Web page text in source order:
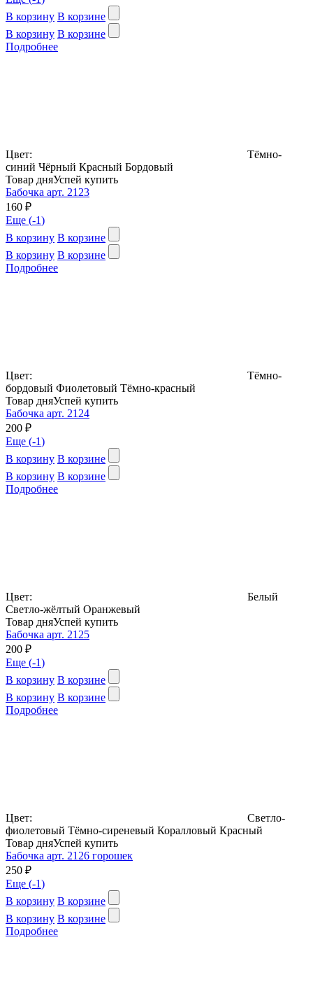
В корзину В корзине
В корзину В корзине
Подробнее
Цвет:
Тёмно-
синий Чёрный Красный Бордовый
Товар дняУспей купить
Бабочка арт. 2123
160 ₽
Еще (-1)
В корзину В корзине
В корзину В корзине
Подробнее
Цвет:
Тёмно-
бордовый Фиолетовый Тёмно-красный
Товар дняУспей купить
Бабочка арт. 2124
200 ₽
Еще (-1)
В корзину В корзине
В корзину В корзине
Подробнее
Цвет:
Белый
Светло-жёлтый Оранжевый
Товар дняУспей купить
Бабочка арт. 2125
200 ₽
Еще (-1)
В корзину В корзине
В корзину В корзине
Подробнее
Цвет:
Светло-
фиолетовый Тёмно-сиреневый Коралловый Красный
Товар дняУспей купить
Бабочка арт. 2126 горошек
250 ₽
Еще (-1)
В корзину В корзине
В корзину В корзине
Подробнее